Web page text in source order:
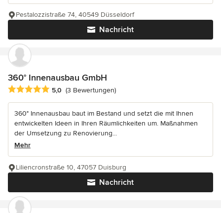
Nachricht
Pestalozzistraße 74, 40549 Düsseldorf
360° Innenausbau GmbH
Durchschnittliche Bewertung: 5 von 5 Sternen
5,0 (3 Bewertungen)
360° Innenausbau baut im Bestand und setzt die mit Ihnen
entwickelten Ideen in Ihren Räumlichkeiten um. Maßnahmen
der Umsetzung zu Renovierung...
Mehr
Nachricht
Liliencronstraße 10, 47057 Duisburg